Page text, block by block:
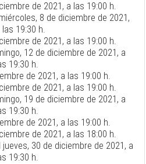
de 2021, a las 19:00 h.
8 de diciembre de 2021,
19:30 h.
de 2021, a las 19:00 h.
12 de diciembre de 2021, a
19:30 h.
de 2021, a las 19:00 h.
de 2021, a las 19:00 h.
19 de diciembre de 2021, a
19:30 h.
de 2021, a las 19:00 h.
de 2021, a las 18:00 h.
jueves, 30 de diciembre de 2021, a
19:30 h.